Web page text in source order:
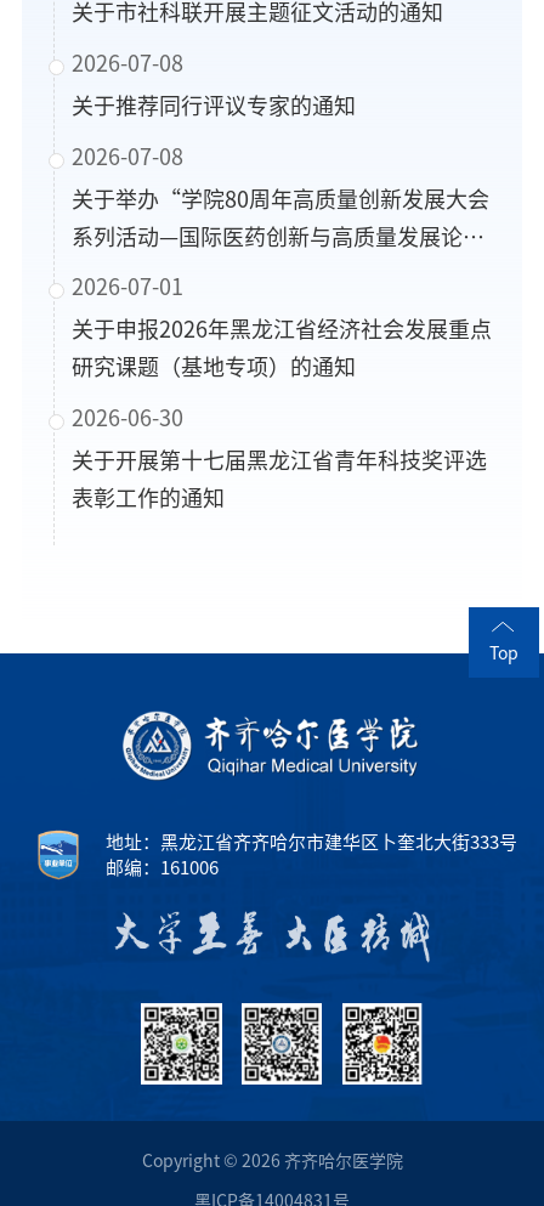
关于市社科联开展主题征文活动的通知
2026-07-08
关于推荐同行评议专家的通知
2026-07-08
关于举办“学院80周年高质量创新发展大会
系列活动—国际医药创新与高质量发展论
坛”的通知
2026-07-01
关于申报2026年黑龙江省经济社会发展重点
研究课题（基地专项）的通知
2026-06-30
关于开展第十七届黑龙江省青年科技奖评选
表彰工作的通知
Top
地址：黑龙江省齐齐哈尔市建华区卜奎北大街333号
邮编：161006
Copyright © 2026 齐齐哈尔医学院
黑ICP备14004831号